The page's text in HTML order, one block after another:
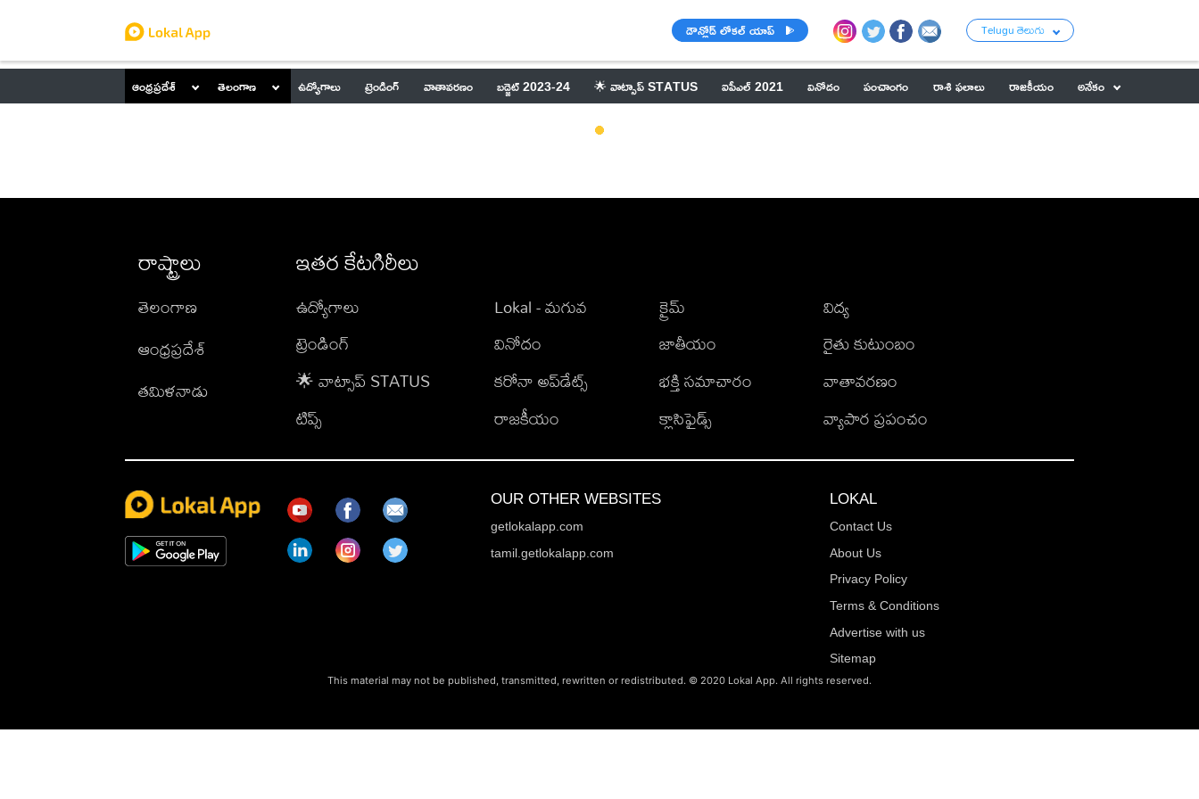
డౌన్లోడ్ లోకల్ యాప్ Telugu తెలుగు
ఆంధ్రప్రదేశ్ తెలంగాణ ఉద్యోగాలు ట్రెండింగ్ వాతావరణం బడ్జెట్ 2023-24 🌟 వాట్సాప్ STATUS ఐపీఎల్ 2021 వినోదం పంచాంగం రాశి ఫలాలు రాజకీయం అనేకం
రాష్ట్రాలు
తెలంగాణ
ఆంధ్రప్రదేశ్
తమిళనాడు
ఇతర కేటగిరీలు
ఉద్యోగాలు
ట్రెండింగ్
🌟 వాట్సాప్ STATUS
టిప్స్
Lokal - మగువ
వినోదం
కరోనా అప్‌డేట్స్
రాజకీయం
క్రైమ్
జాతీయం
భక్తి సమాచారం
క్లాసిఫైడ్స్
విద్య
రైతు కుటుంబం
వాతావరణం
వ్యాపార ప్రపంచం
OUR OTHER WEBSITES
getlokalapp.com
tamil.getlokalapp.com
LOKAL
Contact Us
About Us
Privacy Policy
Terms & Conditions
Advertise with us
Sitemap
This material may not be published, transmitted, rewritten or redistributed. © 2020 Lokal App. All rights reserved.